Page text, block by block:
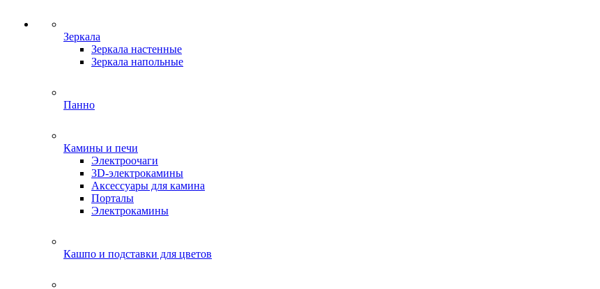
Зеркала
Зеркала настенные
Зеркала напольные
Панно
Камины и печи
Электроочаги
3D-электрокамины
Аксессуары для камина
Порталы
Электрокамины
Кашпо и подставки для цветов